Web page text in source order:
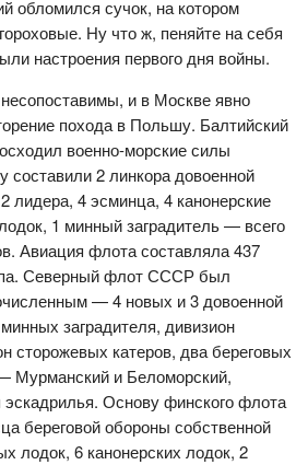
обломился сучок, на котором
Ну что ж, пеняйте на себя
настроения первого дня войны.
и в Москве явно
похода в Польшу. Балтийский
военно-морские силы
составили 2 линкора довоенной
лидера, 4 эсминца, 4 канонерские
1 минный заградитель — всего
Авиация флота составляла 437
Северный флот СССР был
— 4 новых и 3 довоенной
заградителя, дивизион
сторожевых катеров, два береговых
Мурманский и Беломорский,
эскадрилья. Основу финского флота
береговой обороны собственной
лодок, 6 канонерских лодок, 2